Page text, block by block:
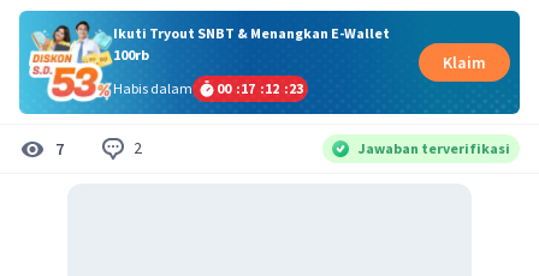
Ikuti Tryout SNBT & Menangkan E-Wallet
100rb
Habis dalam
00 :17 :12 :22
Klaim
7 2 Jawaban terverifikasi